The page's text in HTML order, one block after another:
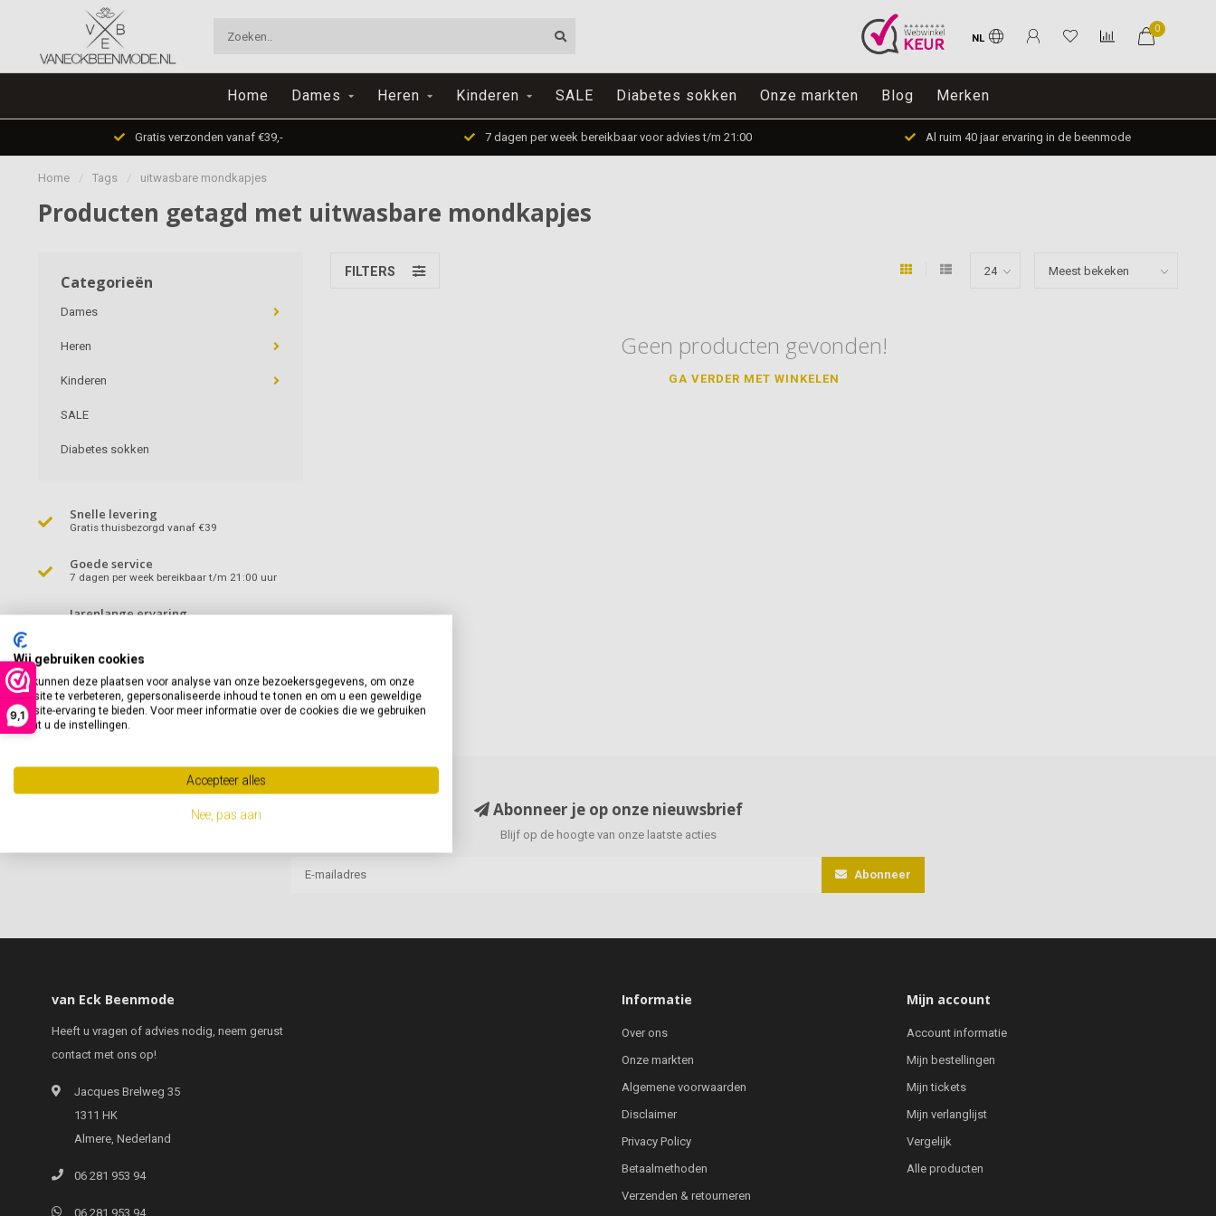
9,1
NL
0
Home Dames Heren Kinderen SALE Diabetes sokken Onze markten Blog Merken
Gratis verzonden vanaf €39,- 7 dagen per week bereikbaar voor advies t/m 21:00 Al ruim 40 jaar ervaring in de beenmode
Home / Tags / uitwasbare mondkapjes
Producten getagd met uitwasbare mondkapjes
Categorieën
Dames
Heren
Kinderen
SALE
Diabetes sokken
Snelle levering
Gratis thuisbezorgd vanaf €39
Goede service
7 dagen per week bereikbaar t/m 21:00 uur
Jarenlange ervaring
Hoge kwaliteit
Een met uiterste zorg uitgekozen collectie
FILTERS
Geen producten gevonden!
GA VERDER MET WINKELEN
Abonneer je op onze nieuwsbrief
Blijf op de hoogte van onze laatste acties
Abonneer
van Eck Beenmode
Heeft u vragen of advies nodig, neem gerust
contact met ons op!
Jacques Brelweg 35
1311 HK
Almere, Nederland
06 281 953 94
06 281 953 94
Informatie
Over ons
Onze markten
Algemene voorwaarden
Disclaimer
Privacy Policy
Betaalmethoden
Verzenden & retourneren
Mijn account
Account informatie
Mijn bestellingen
Mijn tickets
Mijn verlanglijst
Vergelijk
Alle producten
Wij gebruiken cookies
We kunnen deze plaatsen voor analyse van onze bezoekersgegevens, om onze
website te verbeteren, gepersonaliseerde inhoud te tonen en om u een geweldige
website-ervaring te bieden. Voor meer informatie over de cookies die we gebruiken
opent u de instellingen.
Accepteer alles
Nee, pas aan